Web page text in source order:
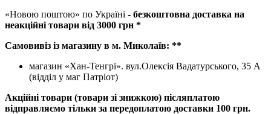
«Новою поштою» по Україні - безкоштовна доставка на
неакційні товари від 3000 грн *
Самовивіз із магазину в м. Миколаїв: **
магазин «Хан-Тенгрі». вул.Олексія Вадатурського, 35 А
(відділ у маг Патріот)
Акційні товари (товари зі знижкою) післяплатою
відправляємо тільки за передоплатою доставки 100 грн.